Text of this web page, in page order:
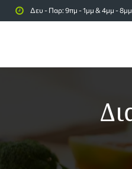
Δευ - Παρ: 9πμ - 1μμ & 4μμ - 8μμ